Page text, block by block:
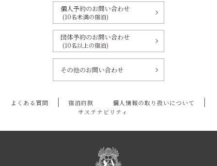
個人予約のお問い合わせ
(10名未満の宿泊)
団体予約のお問い合わせ
(10名以上の宿泊)
その他のお問い合わせ
よくある質問 宿泊約款
個人情報の取り扱いについて
サステナビリティ